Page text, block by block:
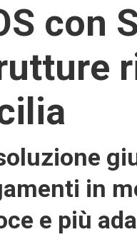
con
in
e più